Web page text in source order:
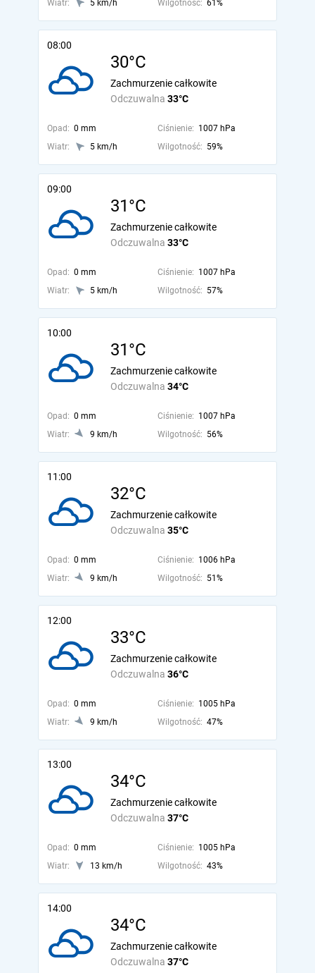
Wiatr: 5 km/h Wilgotność: 61%
08:00
30°C
Odczuwalna 33°C
Zachmurzenie całkowite
Opad: 0 mm Ciśnienie: 1007 hPa
Wiatr:
5 km/h Wilgotność: 59%
09:00
31°C
Odczuwalna 33°C
Zachmurzenie całkowite
Opad: 0 mm Ciśnienie: 1007 hPa
Wiatr:
5 km/h Wilgotność: 57%
10:00
31°C
Odczuwalna 34°C
Zachmurzenie całkowite
Opad: 0 mm Ciśnienie: 1007 hPa
Wiatr:
9 km/h Wilgotność: 56%
11:00
32°C
Odczuwalna 35°C
Zachmurzenie całkowite
Opad: 0 mm Ciśnienie: 1006 hPa
Wiatr:
9 km/h Wilgotność: 51%
12:00
33°C
Odczuwalna 36°C
Zachmurzenie całkowite
Opad: 0 mm Ciśnienie: 1005 hPa
Wiatr:
9 km/h Wilgotność: 47%
13:00
34°C
Odczuwalna 37°C
Zachmurzenie całkowite
Opad: 0 mm Ciśnienie: 1005 hPa
Wiatr:
13 km/h Wilgotność: 43%
14:00
34°C
Odczuwalna 37°C
Zachmurzenie całkowite